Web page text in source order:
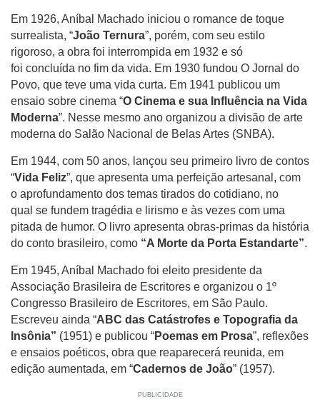
Em 1926, Aníbal Machado iniciou o romance de toque
surrealista, “João Ternura”, porém, com seu estilo
rigoroso, a obra foi interrompida em 1932 e só
foi concluída no fim da vida. Em 1930 fundou O Jornal do
Povo, que teve uma vida curta. Em 1941 publicou um
ensaio sobre cinema “O Cinema e sua Influência na Vida
Moderna”. Nesse mesmo ano organizou a divisão de arte
moderna do Salão Nacional de Belas Artes (SNBA).
Em 1944, com 50 anos, lançou seu primeiro livro de contos
“Vida Feliz”, que apresenta uma perfeição artesanal, com
o aprofundamento dos temas tirados do cotidiano, no
qual se fundem tragédia e lirismo e às vezes com uma
pitada de humor. O livro apresenta obras-primas da história
do conto brasileiro, como “A Morte da Porta Estandarte”.
Em 1945, Aníbal Machado foi eleito presidente da
Associação Brasileira de Escritores e organizou o 1º
Congresso Brasileiro de Escritores, em São Paulo.
Escreveu ainda “ABC das Catástrofes e Topografia da
Insônia” (1951) e publicou “Poemas em Prosa”, reflexões
e ensaios poéticos, obra que reaparecerá reunida, em
edição aumentada, em “Cadernos de João” (1957).